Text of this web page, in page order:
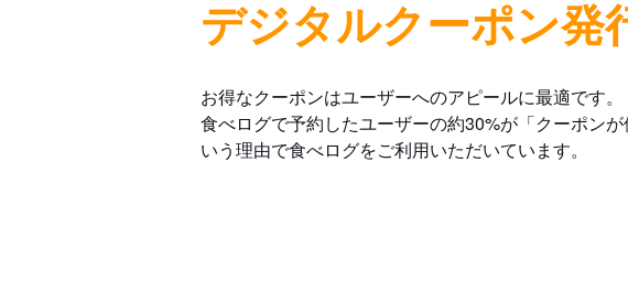
デジタルクーポン発
お得なクーポンはユーザーへのアピールに最適です。
食べログで予約したユーザーの約30%が「クーポン
いう理由で食べログをご利用いただいています。